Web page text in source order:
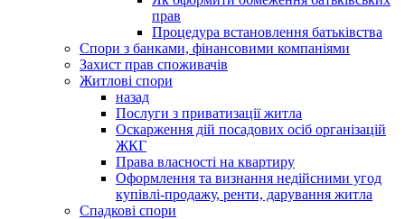
прав
Процедура встановлення батьківства
Спори з банками, фінансовими компаніями
Захист прав споживачів
Житлові спори
назад
Послуги з приватизації житла
Оскарження дій посадових осіб організацій
ЖКГ
Права власності на квартиру
Оформлення та визнання недійсними угод
купівлі-продажу, ренти, дарування житла
Спадкові спори